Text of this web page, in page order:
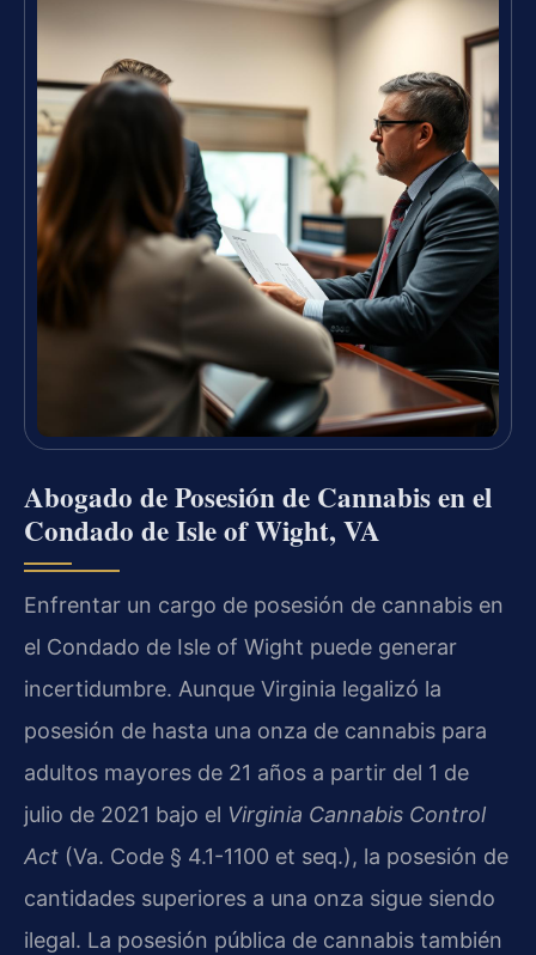
Abogado de Posesión de Cannabis en el
Condado de Isle of Wight, VA
Enfrentar un cargo de posesión de cannabis en
el Condado de Isle of Wight puede generar
incertidumbre. Aunque Virginia legalizó la
posesión de hasta una onza de cannabis para
adultos mayores de 21 años a partir del 1 de
julio de 2021 bajo el Virginia Cannabis Control
Act (Va. Code § 4.1-1100 et seq.), la posesión de
cantidades superiores a una onza sigue siendo
ilegal. La posesión pública de cannabis también